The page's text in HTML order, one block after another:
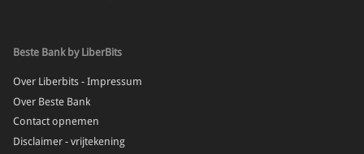
Beste Bank by LiberBits
Over Liberbits - Impressum
Over Beste Bank
Contact opnemen
Disclaimer - vrijtekening